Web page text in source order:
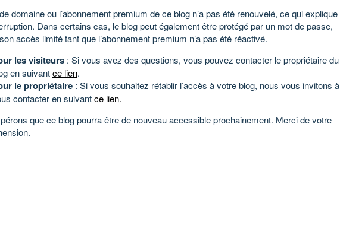
domaine ou l’abonnement premium de ce blog n’a pas été renouvelé, ce qui explique
Dans certains cas, le blog peut également être protégé par un mot de passe,
accès limité tant que l’abonnement premium n’a pas été réactivé.
les visiteurs : Si vous avez des questions, vous pouvez contacter le propriétaire du
en suivantce lien.
le propriétaire : Si vous souhaitez rétablir l’accès à votre blog, nous vous invitons à
contacter en suivantce lien.
que ce blog pourra être de nouveau accessible prochainement. Merci de votre